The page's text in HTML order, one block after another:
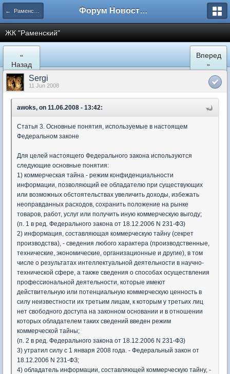
← Раменское Форум Новостройки
ЖК "Рaменский"
«
Назад
Вперед
»
Sergi
11 Jun 2008
awoks, on 11.06.2008 - 13:42:
Статья 3. Основные понятия, используемые в настоящем
Федеральном законе
Для целей настоящего Федерального закона используются
следующие основные понятия:
1) коммерческая тайна - режим конфиденциальности
информации, позволяющий ее обладателю при существующих
или возможных обстоятельствах увеличить доходы, избежать
неоправданных расходов, сохранить положение на рынке
товаров, работ, услуг или получить иную коммерческую выгоду;
(п. 1 в ред. Федерального закона от 18.12.2006 N 231-ФЗ)
2) информация, составляющая коммерческую тайну (секрет
производства), - сведения любого характера (производственные,
технические, экономические, организационные и другие), в том
числе о результатах интеллектуальной деятельности в научно-
технической сфере, а также сведения о способах осуществления
профессиональной деятельности, которые имеют
действительную или потенциальную коммерческую ценность в
силу неизвестности их третьим лицам, к которым у третьих лиц
нет свободного доступа на законном основании и в отношении
которых обладателем таких сведений введен режим
коммерческой тайны;
(п. 2 в ред. Федерального закона от 18.12.2006 N 231-ФЗ)
3) утратил силу с 1 января 2008 года. - Федеральный закон от
18.12.2006 N 231-ФЗ;
4) обладатель информации, составляющей коммерческую тайну, -